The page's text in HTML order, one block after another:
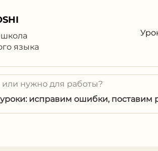
языка
или нужно для работы?
исправим ошибки, поставим